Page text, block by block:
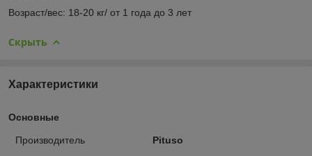
Возраст/вес: 18-20 кг/ от 1 года до 3 лет
Скрыть
Характеристики
Основные
Производитель
Pituso